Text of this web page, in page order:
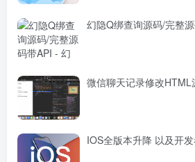
幻隐Q绑查询源码/完整
微信聊天记录修改HTML
IOS全版本升降 以及开